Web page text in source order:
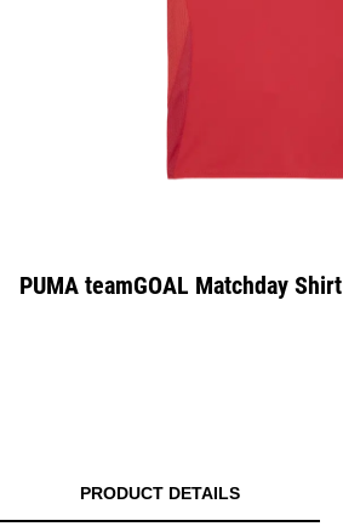
PUMA teamGOAL Matchday Shirt
PRODUCT DETAILS